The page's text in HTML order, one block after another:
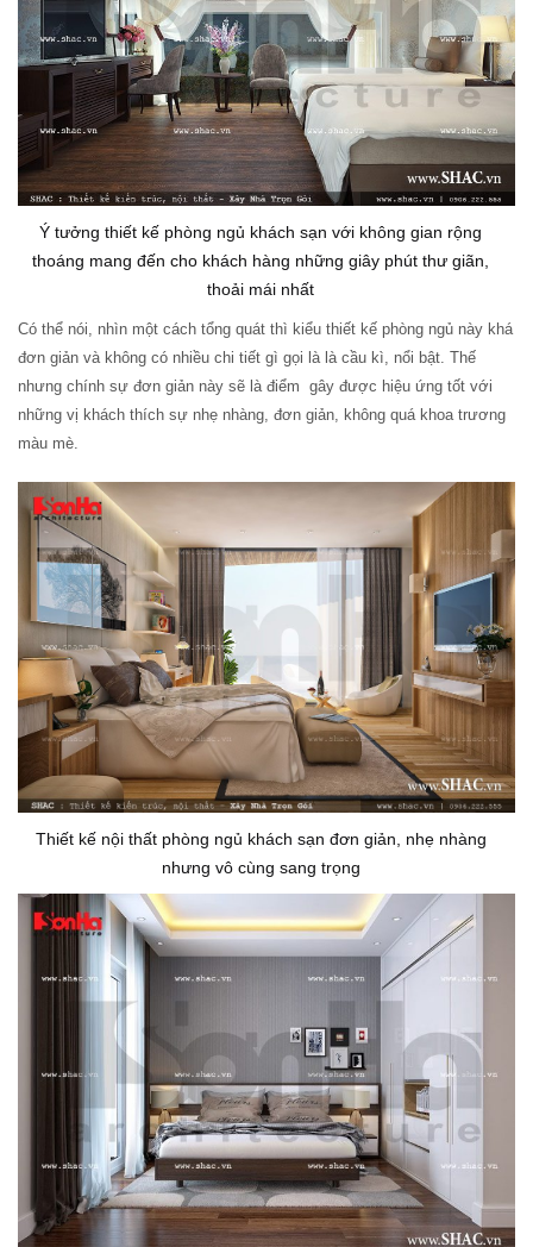
Ý tưởng thiết kế phòng ngủ khách sạn với không gian rộng
thoáng mang đến cho khách hàng những giây phút thư giãn,
thoải mái nhất
Có thể nói, nhìn một cách tổng quát thì kiểu thiết kế phòng ngủ này khá
đơn giản và không có nhiều chi tiết gì gọi là là cầu kì, nổi bật. Thế
nhưng chính sự đơn giản này sẽ là điểm gây được hiệu ứng tốt với
những vị khách thích sự nhẹ nhàng, đơn giản, không quá khoa trương
màu mè.
Thiết kế nội thất phòng ngủ khách sạn đơn giản, nhẹ nhàng
nhưng vô cùng sang trọng